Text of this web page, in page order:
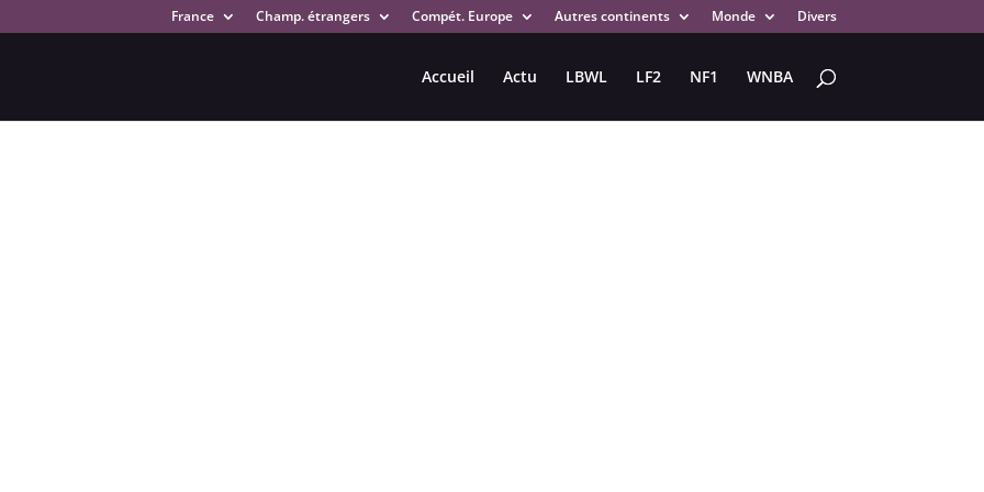
France Champ. étrangers Compét. Europe Autres continents Monde Divers
Accueil Actu LBWL LF2 NF1 WNBA